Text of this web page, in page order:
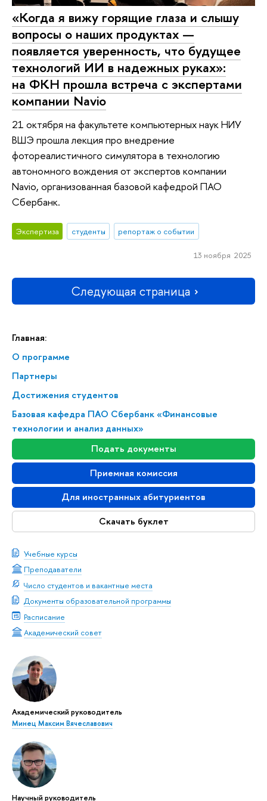
Главная:
О программе
Партнеры
Достижения студентов
Базовая кафедра ПАО Сбербанк «Финансовые
технологии и анализ данных»
Подать документы
Приемная комиссия
Для иностранных абитуриентов
Скачать буклет
Учебные курсы
Преподаватели
Число студентов и вакантные места
Документы образовательной программы
Расписание
Академический совет
Академический руководитель
Минец Максим Вячеславович
Научный руководитель
«Когда я вижу горящие глаза и слышу
вопросы о наших продуктах —
появляется уверенность, что будущее
технологий ИИ в надежных руках»:
на ФКН прошла встреча с экспертами
компании Navio
21 октября на факультете компьютерных наук НИУ
ВШЭ прошла лекция про внедрение
фотореалистичного симулятора в технологию
автономного вождения от экспертов компании
Navio, организованная базовой кафедрой ПАО
Сбербанк.
Экспертиза студенты репортаж о событии
13 ноября 2025
Следующая страница